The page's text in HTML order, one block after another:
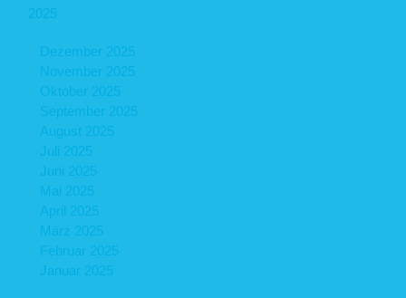
2025
Dezember 2025
November 2025
Oktober 2025
September 2025
August 2025
Juli 2025
Juni 2025
Mai 2025
April 2025
März 2025
Februar 2025
Januar 2025